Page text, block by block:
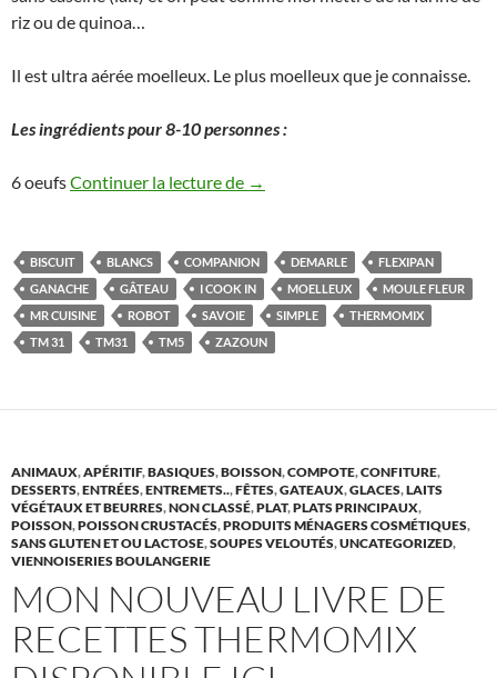
riz ou de quinoa…
Il est ultra aérée moelleux. Le plus moelleux que je connaisse.
Les ingrédients pour 8-10 personnes :
6 oeufsContinuer la lecture de Biscuit de Savoie au
→
BISCUIT BLANCS COMPANION DEMARLE
FLEXIPAN
GANACHE
GÂTEAU I COOK IN MOELLEUX
MOULE FLEUR
MR CUISINE
ROBOT SAVOIE SIMPLE
THERMOMIX
TM 31
TM31 TM5 ZAZOUN
ANIMAUX,APÉRITIF,BASIQUES,BOISSON,COMPOTE,CONFITURE,
DESSERTS,ENTRÉES,ENTREMETS..,FÊTES,GATEAUX,GLACES,LAITS
VÉGÉTAUX ET BEURRES,NON CLASSÉ,PLAT,PLATS PRINCIPAUX,
POISSON,POISSON CRUSTACÉS,PRODUITS MÉNAGERS COSMÉTIQUES,
SANS GLUTEN ET OU LACTOSE,SOUPES VELOUTÉS,UNCATEGORIZED,
VIENNOISERIES BOULANGERIE
MON NOUVEAU LIVRE DE
RECETTES THERMOMIX